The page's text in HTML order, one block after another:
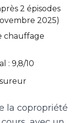
2 épisodes
2025)
chauffage
: 9,8/10
la copropriété